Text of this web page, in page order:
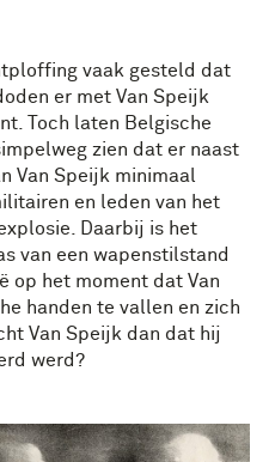
vaak gesteld dat
er met Van Speijk
Toch laten Belgische
zien dat er naast
Van Speijk minimaal
en leden van het
Daarbij is het
van een wapenstilstand
op het moment dat Van
handen te vallen en zich
Van Speijk dan dat hij
werd?